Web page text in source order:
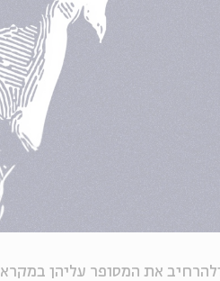
את המסופר עליהן במקרא